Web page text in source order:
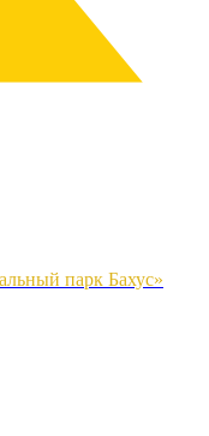
парк Бахус»